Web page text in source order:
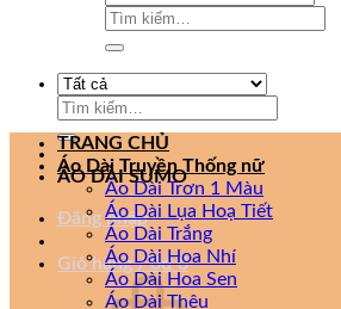
Tìm
Tìm
ÁO DÀI SUMO
Đăng nhập
Giỏ hàng /0₫ 0
TRANG CHỦ
Áo Dài Truyền Thống nữ
Áo Dài Trơn 1 Màu
Áo Dài Lụa Hoạ Tiết
Áo Dài Trắng
Áo Dài Hoa Nhí
Áo Dài Hoa Sen
Áo Dài Thêu